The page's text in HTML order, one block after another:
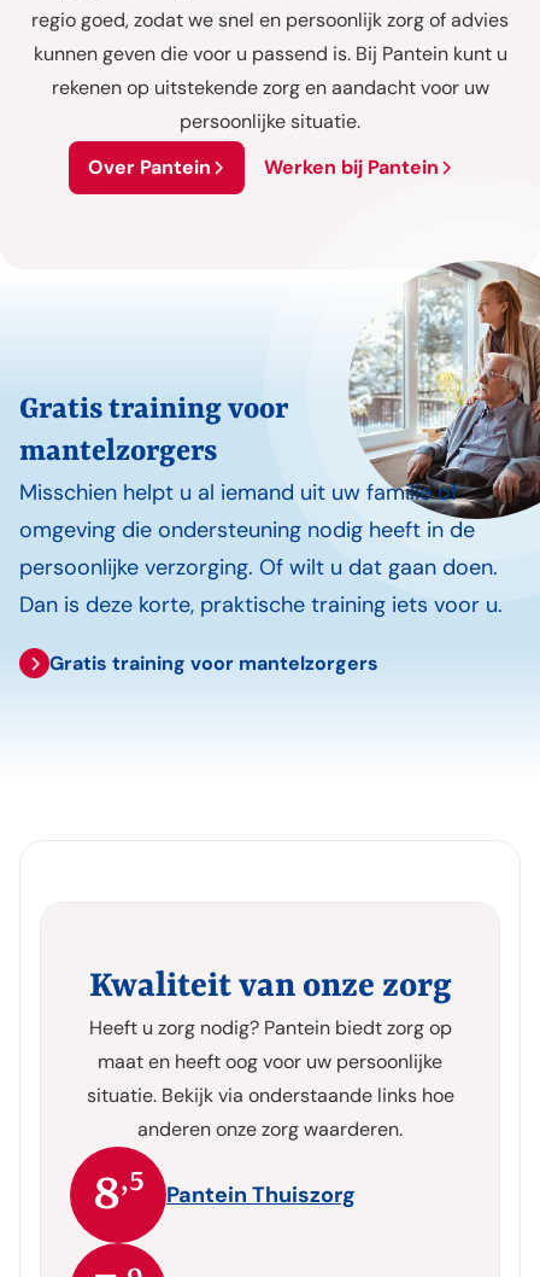
regio goed, zodat we snel en persoonlijk zorg of advies
kunnen geven die voor u passend is. Bij Pantein kunt u
rekenen op uitstekende zorg en aandacht voor uw
persoonlijke situatie.
Over Pantein
Werken bij Pantein
Gratis training voor
mantelzorgers
Misschien helpt u al iemand uit uw familie of
omgeving die ondersteuning nodig heeft in de
persoonlijke verzorging. Of wilt u dat gaan doen.
Dan is deze korte, praktische training iets voor u.
Gratis training voor mantelzorgers
Kwaliteit van onze zorg
Heeft u zorg nodig? Pantein biedt zorg op
maat en heeft oog voor uw persoonlijke
situatie. Bekijk via onderstaande links hoe
anderen onze zorg waarderen.
8,5 Pantein Thuiszorg